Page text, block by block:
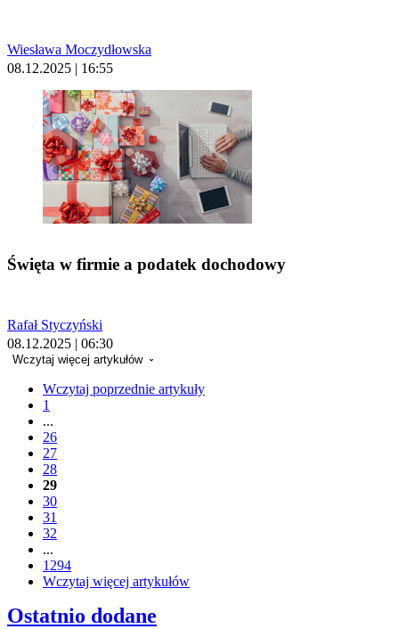
Wiesława Moczydłowska
08.12.2025 | 16:55
Święta w firmie a podatek dochodowy
Rafał Styczyński
08.12.2025 | 06:30
Wczytaj więcej artykułów
Wczytaj poprzednie artykuły
1
...
26
27
28
29
30
31
32
...
1294
Wczytaj więcej artykułów
Ostatnio dodane